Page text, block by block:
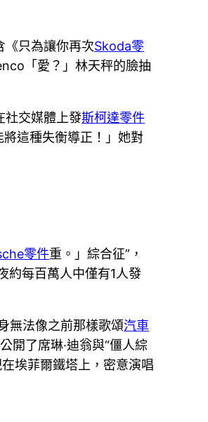
《只為讓你再次Skoda零
「愛？」林天秤的臉抽
社交媒體上發斯柯達零件
這種失衡導正！」她對
零件重。」綜合征”，
約每百萬人中僅有1人發
無法像之前那樣歌頌汽車
開了席琳·迪翁與“僵人綜
埃菲爾鐵塔上，密意演唱